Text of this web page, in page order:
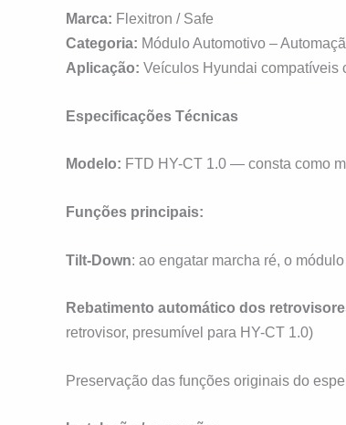
Marca: Flexitron / Safe
Categoria: Módulo Automotivo –
Aplicação: Veículos Hyundai compatíveis
Especificações Técnicas
Modelo: FTD HY-CT 1.0 — consta como
Funções principais:
Tilt-Down: ao engatar marcha ré, o
Rebatimento automático dos
retrovisor, presumível para HY-CT 1.0)
Preservação das funções originais do